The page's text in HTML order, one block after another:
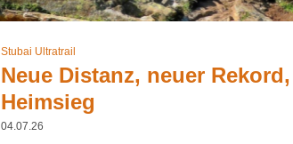
Stubai Ultratrail
Neue Distanz, neuer
Heimsieg
04.07.26